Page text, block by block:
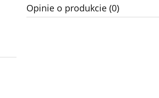
Opinie o produkcie (0)